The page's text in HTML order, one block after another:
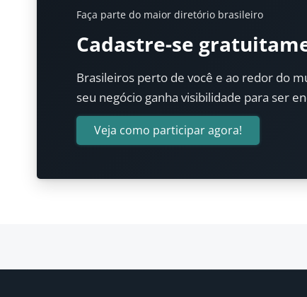
Faça parte do maior diretório brasileiro
Cadastre-se
Brasileiros perto de você e ao redor do
seu negócio ganha visibilidade para ser
Veja como participar agora!